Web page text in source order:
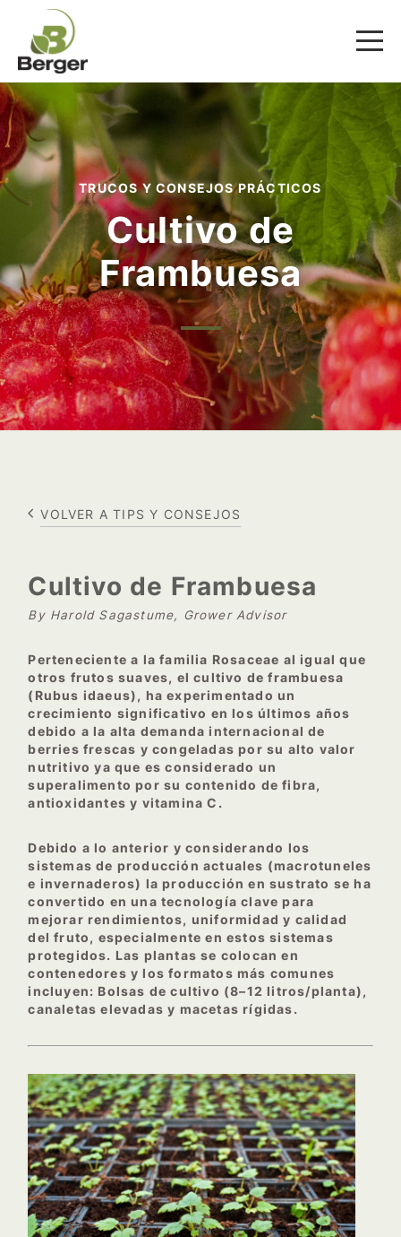
TRUCOS Y CONSEJOS PRÁCTICOS
Cultivo de
Frambuesa
VOLVER A TIPS Y CONSEJOS
Cultivo de Frambuesa
By Harold Sagastume, Grower Advisor
Perteneciente a la familia Rosaceae al igual que
otros frutos suaves, el cultivo de frambuesa
(Rubus idaeus), ha experimentado un
crecimiento significativo en los últimos años
debido a la alta demanda internacional de
berries frescas y congeladas por su alto valor
nutritivo ya que es considerado un
superalimento por su contenido de fibra,
antioxidantes y vitamina C.
Debido a lo anterior y considerando los
sistemas de producción actuales (macrotuneles
e invernaderos) la producción en sustrato se ha
convertido en una tecnología clave para
mejorar rendimientos, uniformidad y calidad
del fruto, especialmente en estos sistemas
protegidos. Las plantas se colocan en
contenedores y los formatos más comunes
incluyen: Bolsas de cultivo (8–12 litros/planta),
canaletas elevadas y macetas rígidas.